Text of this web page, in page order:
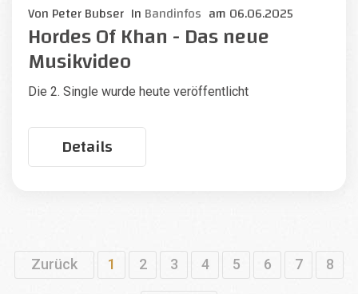
Von Peter Bubser In Bandinfos am 06.06.2025
Hordes Of Khan - Das neue
Musikvideo
Die 2. Single wurde heute veröffentlicht
Details
Zurück 1 2 3 4 5 6 7 8